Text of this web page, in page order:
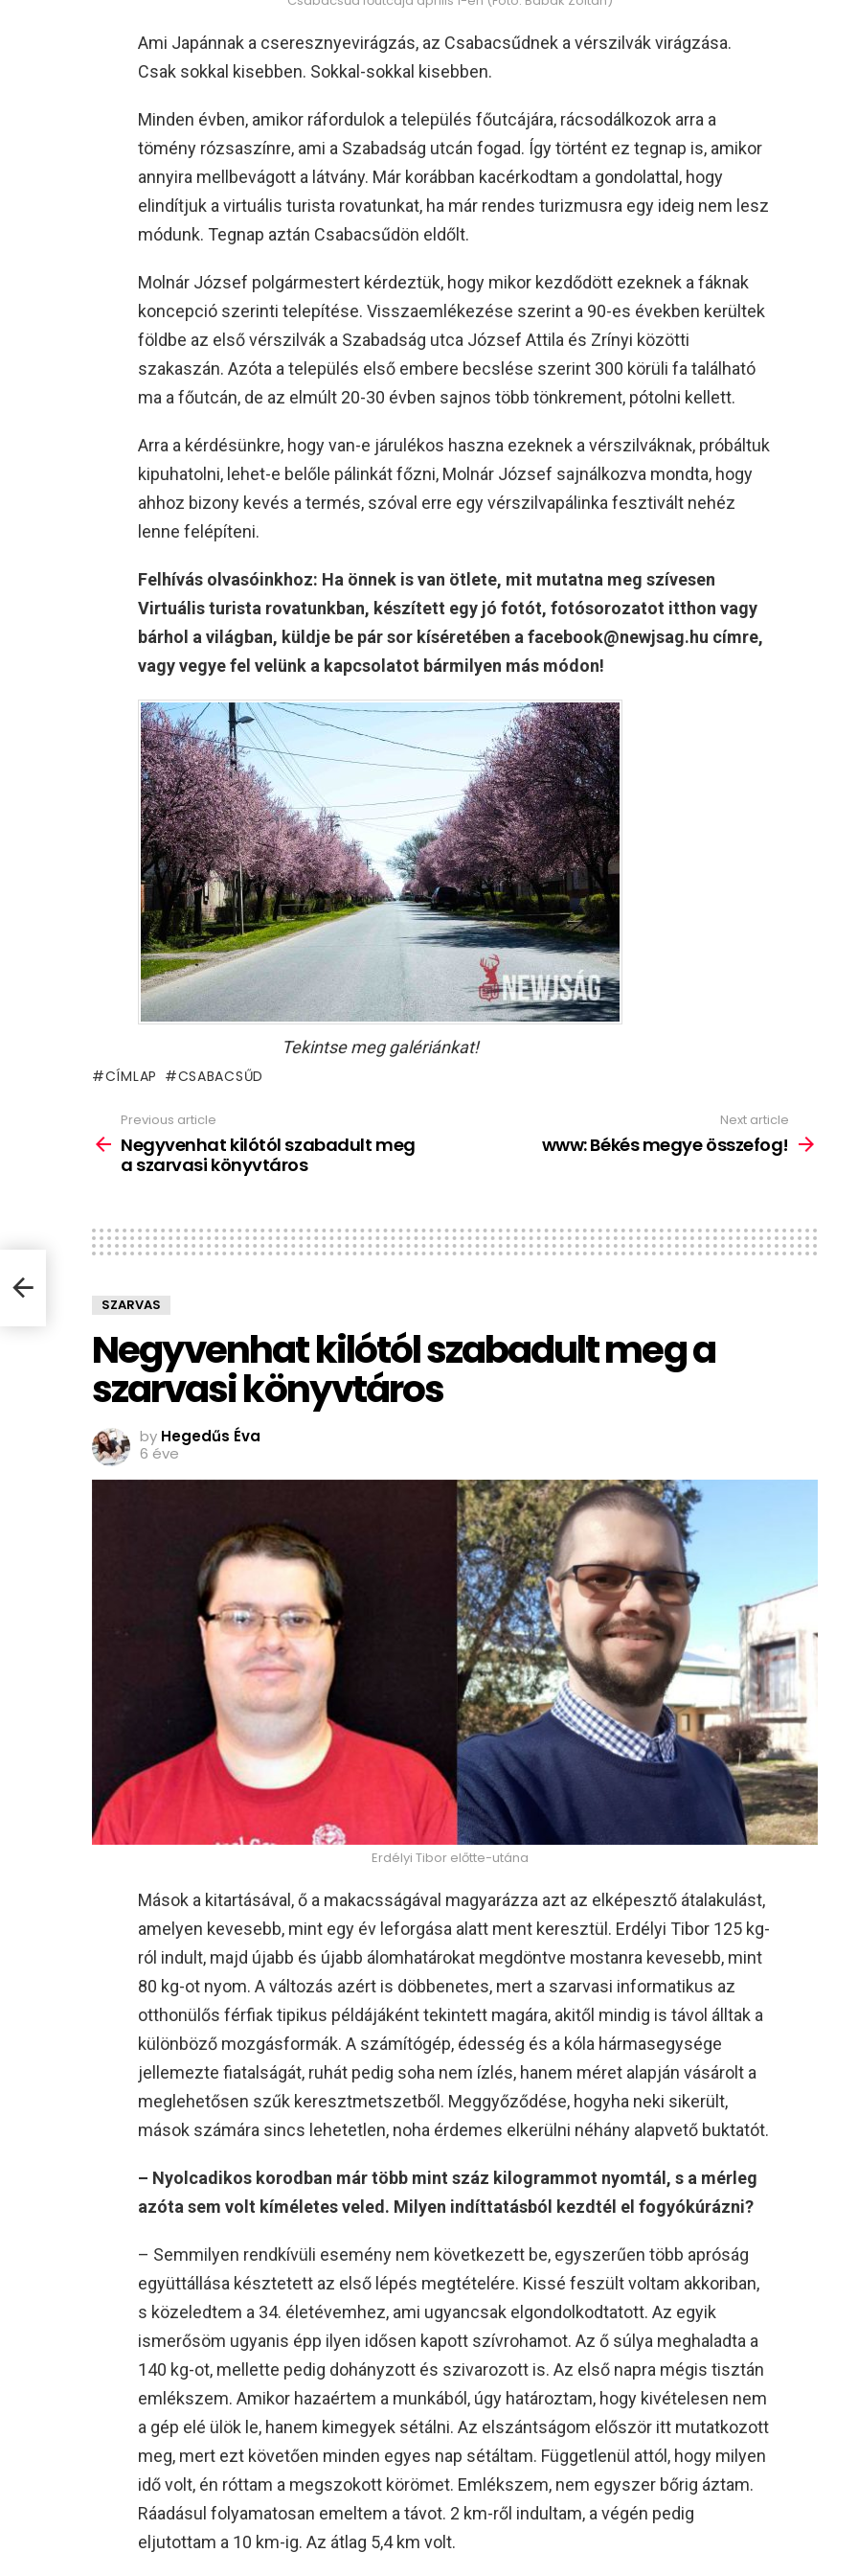
Ami Japánnak a cseresznyevirágzás, az Csabacsűdnek a vérszilvák virágzása.
Csak sokkal kisebben. Sokkal-sokkal kisebben.
Minden évben, amikor ráfordulok a település főutcájára, rácsodálkozok arra a
tömény rózsaszínre, ami a Szabadság utcán fogad. Így történt ez tegnap is, amikor
annyira mellbevágott a látvány. Már korábban kacérkodtam a gondolattal, hogy
elindítjuk a virtuális turista rovatunkat, ha már rendes turizmusra egy ideig nem lesz
módunk. Tegnap aztán Csabacsűdön eldőlt.
Molnár József polgármestert kérdeztük, hogy mikor kezdődött ezeknek a fáknak
koncepció szerinti telepítése. Visszaemlékezése szerint a 90-es években kerültek
földbe az első vérszilvák a Szabadság utca József Attila és Zrínyi közötti
szakaszán. Azóta a település első embere becslése szerint 300 körüli fa található
ma a főutcán, de az elmúlt 20-30 évben sajnos több tönkrement, pótolni kellett.
Arra a kérdésünkre, hogy van-e járulékos haszna ezeknek a vérszilváknak, próbáltuk
kipuhatolni, lehet-e belőle pálinkát főzni, Molnár József sajnálkozva mondta, hogy
ahhoz bizony kevés a termés, szóval erre egy vérszilvapálinka fesztivált nehéz
lenne felépíteni.
Felhívás olvasóinkhoz: Ha önnek is van ötlete, mit mutatna meg szívesen
Virtuális turista rovatunkban, készített egy jó fotót, fotósorozatot itthon vagy
bárhol a világban, küldje be pár sor kíséretében a facebook@newjsag.hu címre,
vagy vegye fel velünk a kapcsolatot bármilyen más módon!
Tekintse meg galériánkat!
CÍMLAP CSABACSŰD
more
Previous article
Negyvenhat kilótól szabadult meg
a szarvasi könyvtáros
Next article
www: Békés megye összefog!
SZARVAS
Negyvenhat kilótól szabadult meg a
szarvasi könyvtáros
by Hegedűs Éva
6 éve
Erdélyi Tibor előtte-utána
Mások a kitartásával, ő a makacsságával magyarázza azt az elképesztő átalakulást,
amelyen kevesebb, mint egy év leforgása alatt ment keresztül. Erdélyi Tibor 125 kg-
ról indult, majd újabb és újabb álomhatárokat megdöntve mostanra kevesebb, mint
80 kg-ot nyom. A változás azért is döbbenetes, mert a szarvasi informatikus az
otthonülős férfiak tipikus példájáként tekintett magára, akitől mindig is távol álltak a
különböző mozgásformák. A számítógép, édesség és a kóla hármasegysége
jellemezte fiatalságát, ruhát pedig soha nem ízlés, hanem méret alapján vásárolt a
meglehetősen szűk keresztmetszetből. Meggyőződése, hogyha neki sikerült,
mások számára sincs lehetetlen, noha érdemes elkerülni néhány alapvető buktatót.
– Nyolcadikos korodban már több mint száz kilogrammot nyomtál, s a mérleg
azóta sem volt kíméletes veled. Milyen indíttatásból kezdtél el fogyókúrázni?
– Semmilyen rendkívüli esemény nem következett be, egyszerűen több apróság
együttállása késztetett az első lépés megtételére. Kissé feszült voltam akkoriban,
s közeledtem a 34. életévemhez, ami ugyancsak elgondolkodtatott. Az egyik
ismerősöm ugyanis épp ilyen idősen kapott szívrohamot. Az ő súlya meghaladta a
140 kg-ot, mellette pedig dohányzott és szivarozott is. Az első napra mégis tisztán
emlékszem. Amikor hazaértem a munkából, úgy határoztam, hogy kivételesen nem
a gép elé ülök le, hanem kimegyek sétálni. Az elszántságom először itt mutatkozott
meg, mert ezt követően minden egyes nap sétáltam. Függetlenül attól, hogy milyen
idő volt, én róttam a megszokott körömet. Emlékszem, nem egyszer bőrig áztam.
Ráadásul folyamatosan emeltem a távot. 2 km-ről indultam, a végén pedig
eljutottam a 10 km-ig. Az átlag 5,4 km volt.